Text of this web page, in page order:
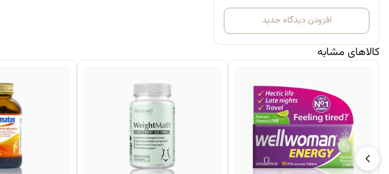
افزودن دیدگاه جدید
کالاهای مشابه